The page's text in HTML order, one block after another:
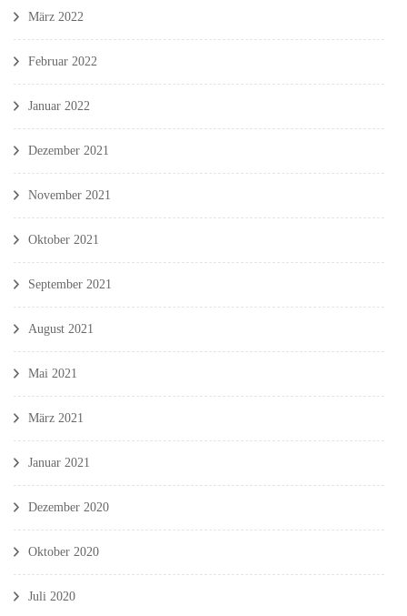
März 2022
Februar 2022
Januar 2022
Dezember 2021
November 2021
Oktober 2021
September 2021
August 2021
Mai 2021
März 2021
Januar 2021
Dezember 2020
Oktober 2020
Juli 2020